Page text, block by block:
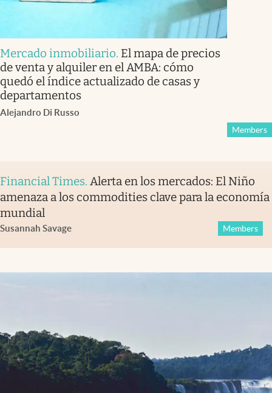
Mercado inmobiliario. El mapa de precios
de venta y alquiler en el AMBA: cómo
quedó el índice actualizado de casas y
departamentos
Alejandro Di Russo
Members
Financial Times. Alerta en los mercados: El Niño
amenaza a los commodities clave para la economía
mundial
Susannah Savage Members